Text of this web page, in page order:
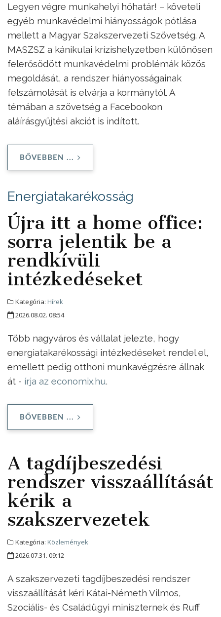
Legyen végre munkahelyi hőhatár! – követeli
egyéb munkavédelmi hiányosságok pótlása
mellett a Magyar Szakszervezeti Szövetség. A
MASZSZ a kánikulai krízishelyzetben különösen
felerősödött munkavédelmi problémák közös
megoldását, a rendszer hiányosságainak
felszámolását is elvárja a kormánytól. A
témában a szövetség a Facebookon
aláírásgyűjtési akciót is indított.
BŐVEBBEN ...
Energiatakarékosság
Újra itt a home office:
sorra jelentik be a
rendkívüli
intézkedéseket
Kategória: Hírek
2026.08.02. 08:54
Több nagyváros és vállalat jelezte, hogy
energiatakarékossági intézkedéseket rendel el,
emellett pedig otthoni munkavégzésre állnak
át - írja az economix.hu.
BŐVEBBEN ...
A tagdíjbeszedési
rendszer visszaállítását
kérik a
szakszervezetek
Kategória: Közlemények
2026.07.31. 09:12
A szakszervezeti tagdíjbeszedési rendszer
visszaállítását kéri Kátai-Németh Vilmos,
Szociális- és Családügyi miniszternek és Ruff